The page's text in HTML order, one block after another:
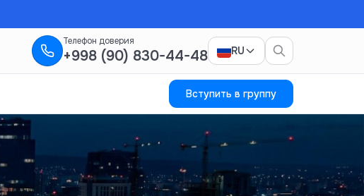
Телефон доверия
+998 (90) 830-44-48 RU
Вступить в группу